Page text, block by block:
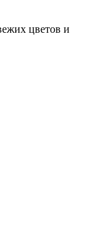
цветов и